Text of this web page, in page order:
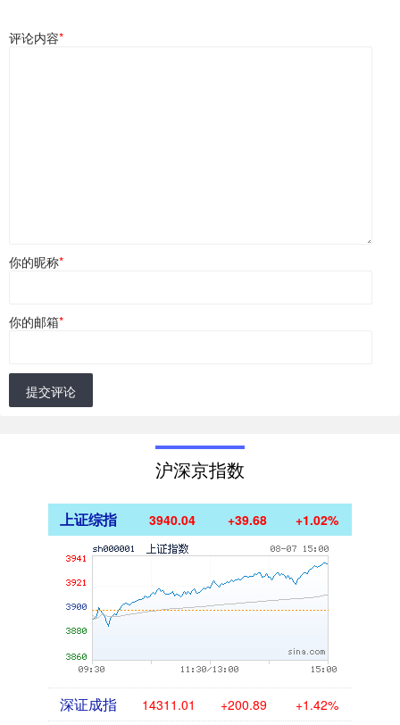
评论内容*
你的昵称*
你的邮箱*
提交评论
沪深京指数
上证综指 3940.04 +39.68 +1.02%
深证成指 14311.01 +200.89 +1.42%